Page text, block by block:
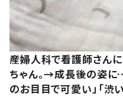
産婦人科で看護師さん
ちゃん。→成長後の姿に…
のお目目で可愛い」「渋い